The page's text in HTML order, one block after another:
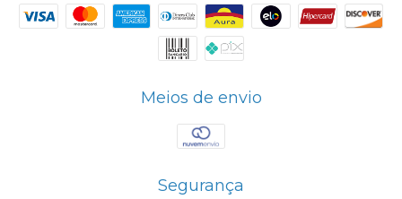
Meios de envio
Segurança